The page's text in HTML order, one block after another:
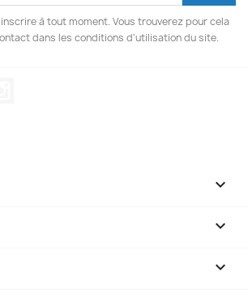
à tout moment. Vous trouverez pour cela
dans les conditions d'utilisation du site.


